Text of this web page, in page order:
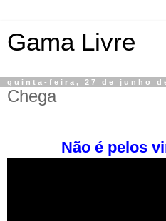
Gama Livre
quinta-feira, 27 de junho
Chega
Não é pelos